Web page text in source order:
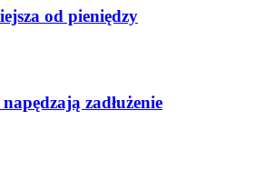
od pieniędzy
zadłużenie